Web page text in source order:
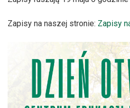
Zapisy na naszej stronie: Zapisy